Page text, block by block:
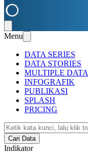
Menu
DATA SERIES
DATA STORIES
MULTIPLE DATA
INFOGRAFIK
PUBLIKASI
SPLASH
PRICING
Cari Data
Indikator